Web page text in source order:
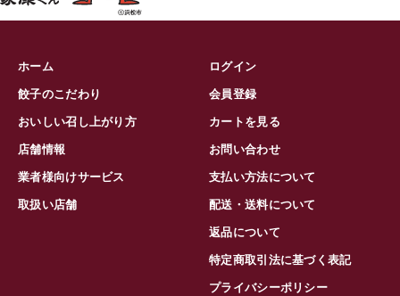
ホーム
餃子のこだわり
おいしい召し上がり方
店舗情報
業者様向けサービス
取扱い店舗
ログイン
会員登録
カートを見る
お問い合わせ
支払い方法について
配送・送料について
返品について
特定商取引法に基づく表記
プライバシーポリシー